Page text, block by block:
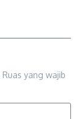
Ruas yang wajib